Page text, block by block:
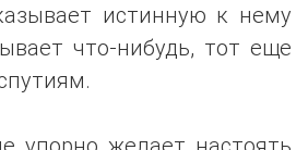
истинную к нему
что-нибудь, тот еще